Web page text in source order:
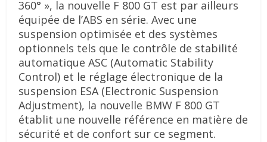
360° », la nouvelle F 800 GT est par ailleurs
équipée de l’ABS en série. Avec une
suspension optimisée et des systèmes
optionnels tels que le contrôle de stabilité
automatique ASC (Automatic Stability
Control) et le réglage électronique de la
suspension ESA (Electronic Suspension
Adjustment), la nouvelle BMW F 800 GT
établit une nouvelle référence en matière de
sécurité et de confort sur ce segment.